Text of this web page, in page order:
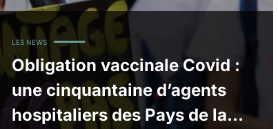
LES NEWS
Obligation vaccinale Covid :
une cinquantaine d’agents
hospitaliers des Pays de la